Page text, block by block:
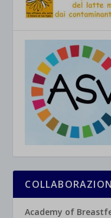
Academy of